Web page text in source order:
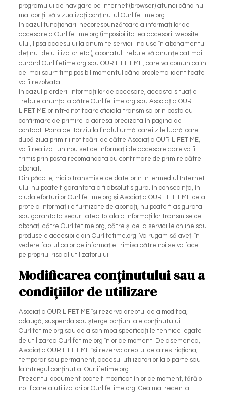
programului de navigare pe Internet (browser) atunci când nu
mai doriții să vizualizați conținutul Ourlifetime.org.
In cazul funcționarii necorespunzătoare a informațiilor de
accesare a Ourlifetime.org (imposibilitatea accesorii website-
ului, lipsa accesului la anumite servicii incluse în abonamentul
deținut de utilizator etc.), abonatul trebuie să anunțe cat mai
curând Ourlifetime.org sau OUR LIFETIME, care va comunica în
cel mai scurt timp posibil momentul când problema identificate
va fi rezolvata.
In cazul pierderii informațiilor de accesare, aceasta situație
trebuie anunțata către Ourlifetime.org sau Asociația OUR
LIFETIME printr-o notificare oficiala transmisa prin posta cu
confirmare de primire la adresa precizata în pagina de
contact. Pana cel târziu la finalul următoarei zile lucrătoare
după ziua primirii notificării de către Asociația OUR LIFETIME,
va fi realizat un nou set de informații de accesare care va fi
trimis prin posta recomandata cu confirmare de primire către
abonat.
Din păcate, nici o transmisie de date prin intermediul Internet-
ului nu poate fi garantata a fi absolut sigura. în consecința, în
ciuda eforturilor Ourlifetime.org și Asociația OUR LIFETIME de a
proteja informațiile furnizate de abonați, nu poate fi asigurata
sau garantata securitatea totala a informațiilor transmise de
abonați către Ourlifetime.org, către și de la serviciile online sau
produsele accesibile din Ourlifetime.org. Va rugam să aveți în
vedere faptul ca orice informație trimisa către noi se va face
pe propriul risc al utilizatorului.
Modificarea conținutului sau a
condițiilor de utilizare
Asociația OUR LIFETIME își rezerva dreptul de a modifica,
adaugă, suspenda sau șterge porțiuni ale conținutului
Ourlifetime.org sau de a schimba specificațiile tehnice legate
de utilizarea Ourlifetime.org în orice moment. De asemenea,
Asociația OUR LIFETIME își rezerva dreptul de a restricționa,
temporar sau permanent, accesul utilizatorilor la o parte sau
la întregul conținut al Ourlifetime.org.
Prezentul document poate fi modificat în orice moment, fără o
notificare a utilizatorilor Ourlifetime.org. Cea mai recenta